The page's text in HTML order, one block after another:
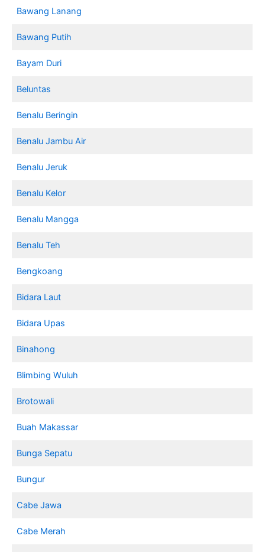
Bawang Lanang
Bawang Putih
Bayam Duri
Beluntas
Benalu Beringin
Benalu Jambu Air
Benalu Jeruk
Benalu Kelor
Benalu Mangga
Benalu Teh
Bengkoang
Bidara Laut
Bidara Upas
Binahong
Blimbing Wuluh
Brotowali
Buah Makassar
Bunga Sepatu
Bungur
Cabe Jawa
Cabe Merah